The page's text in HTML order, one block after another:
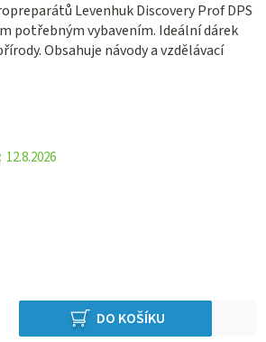
Levenhuk Discovery Prof DPS
potřebným vybavením. Ideální dárek
Obsahuje návody a vzdělávací
12.8.2026
DO KOŠÍKU